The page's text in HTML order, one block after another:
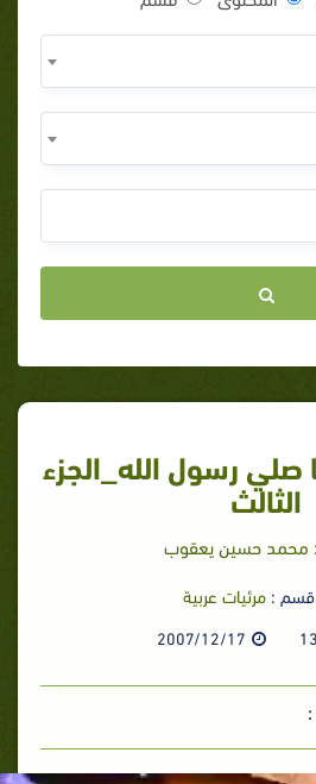
رسول الله_الجزء
الثالث
: محمد حسين يعقوب
: مرئيات عربية
2007/12/17